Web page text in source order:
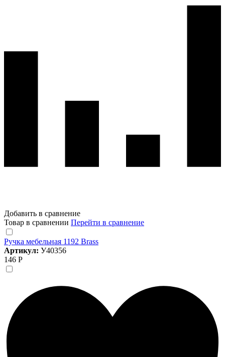
Добавить в сравнение
Товар в сравнении Перейти в сравнение
Ручка мебельная 1192 Brass
Артикул: У40356
146 Р